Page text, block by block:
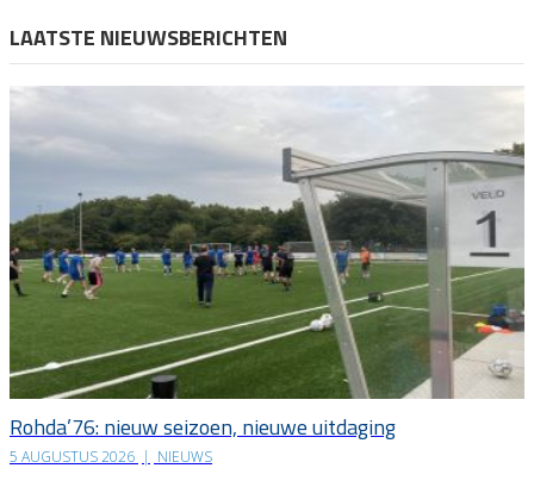
LAATSTE NIEUWSBERICHTEN
Rohda’76: nieuw seizoen, nieuwe uitdaging
5 AUGUSTUS 2026 | NIEUWS